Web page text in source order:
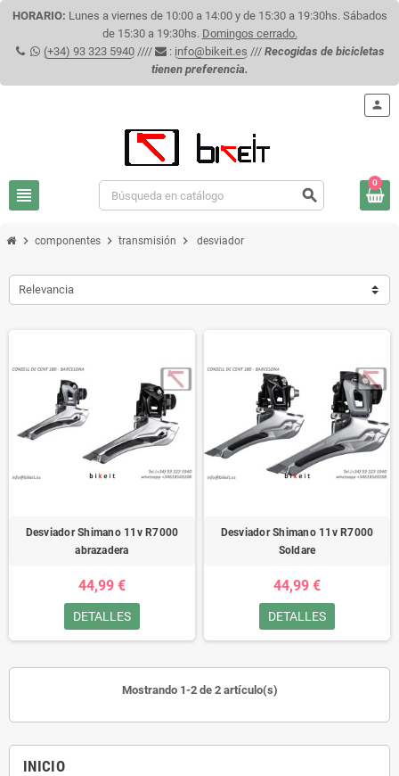
HORARIO: Lunes a viernes de 10:00 a 14:00 y de 15:30 a 19:30hs. Sábados
de 15:30 a 19:30hs. Domingos cerrado.
(+34) 93 323 5940//// : info@bikeit.es /// Recogidas de bicicletas
tienen preferencia.
view_headline search
0
person
chevron_right componentes chevron_right transmisión chevron_right desviador
INICIO
Relevancia
Desviador Shimano 11v R7000
abrazadera
44,99 €
DETALLES
Desviador Shimano 11v R7000
Soldare
44,99 €
DETALLES
Mostrando 1-2 de 2 artículo(s)